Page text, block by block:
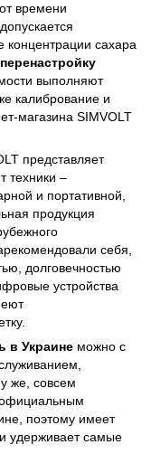
времени
сахара
перенастройку
выполняют
калибрование и
магазина SIMVOLT
представляет
техники –
и портативной,
продукция
себя,
долговечностью
устройства
в Украине можно с
же, совсем
официальным
поэтому имеет
удерживает самые